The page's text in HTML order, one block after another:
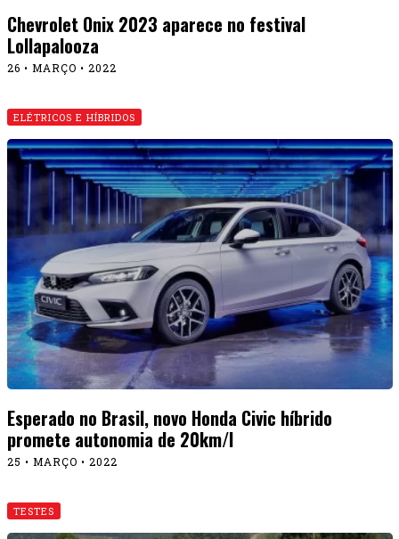
Chevrolet Onix 2023 aparece no festival
Lollapalooza
26 • MARÇO • 2022
ELÉTRICOS E HÍBRIDOS
Esperado no Brasil, novo Honda Civic híbrido
promete autonomia de 20km/l
25 • MARÇO • 2022
TESTES